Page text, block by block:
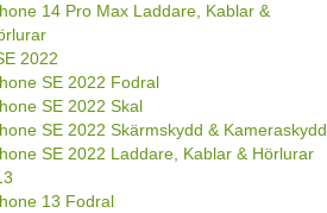
14 Pro Max Laddare, Kablar &
2022
SE 2022 Fodral
SE 2022 Skal
SE 2022 Skärmskydd & Kameraskydd
SE 2022 Laddare, Kablar & Hörlurar
13 Fodral